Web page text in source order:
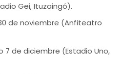
Gei, Ituzaingó).
de noviembre (Anfiteatro
7 de diciembre (Estadio Uno,